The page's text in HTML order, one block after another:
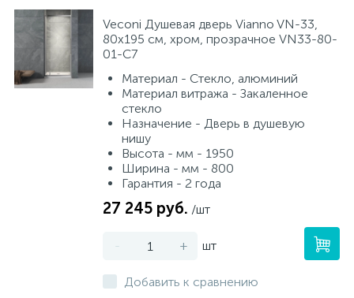
Veconi Душевая дверь Vianno VN-33,
80x195 см, хром, прозрачное VN33-80-
01-C7
Материал - Стекло, алюминий
Материал витража - Закаленное
стекло
Назначение - Дверь в душевую
нишу
Высота - мм - 1950
Ширина - мм - 800
Гарантия - 2 года
27 245 руб. /шт
- + шт
Добавить к сравнению